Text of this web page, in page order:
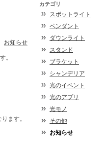
お知らせ
。
ます。
カテゴリ
スポットライト
ペンダント
ダウンライト
スタンド
ブラケット
シャンデリア
光のイベント
光のアプリ
光モノ
その他
お知らせ